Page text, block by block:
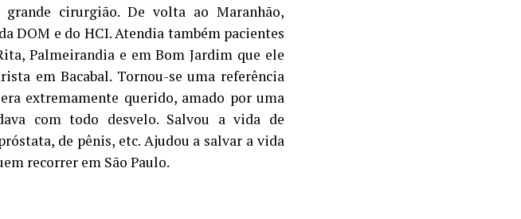
cirurgião. De volta ao Maranhão,
DOM e do HCI. Atendia também pacientes
Palmeirandia e em Bom Jardim que ele
em Bacabal. Tornou-se uma referência
extremamente querido, amado por uma
com todo desvelo. Salvou a vida de
de pênis, etc. Ajudou a salvar a vida
recorrer em São Paulo.